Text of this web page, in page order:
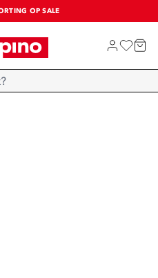
OP SALE
KANS!
NIEUW